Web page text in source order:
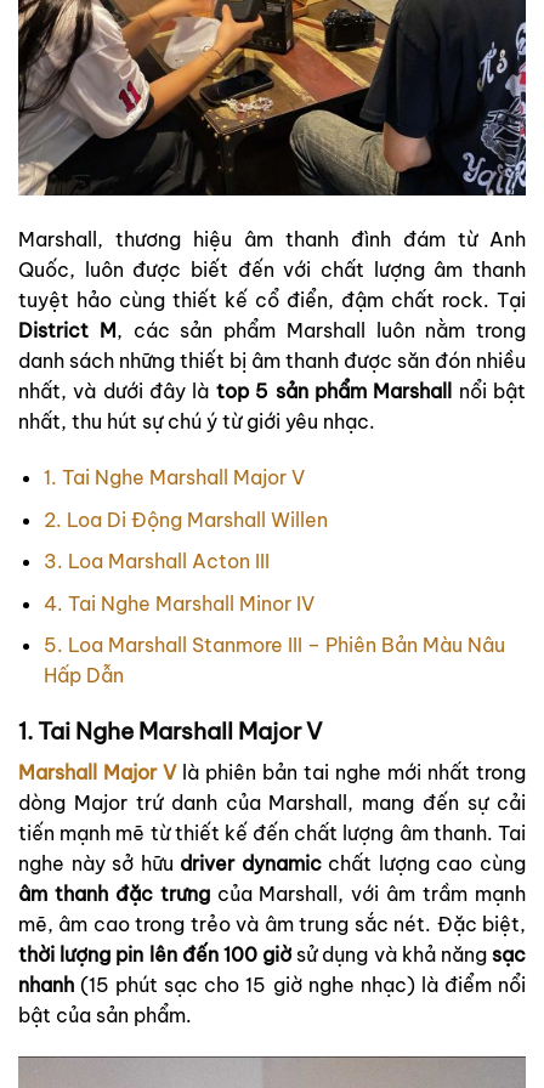
Marshall, thương hiệu âm thanh đình đám từ Anh
Quốc, luôn được biết đến với chất lượng âm thanh
tuyệt hảo cùng thiết kế cổ điển, đậm chất rock. Tại
District M, các sản phẩm Marshall luôn nằm trong
danh sách những thiết bị âm thanh được săn đón nhiều
nhất, và dưới đây là top 5 sản phẩm Marshall
nổi bật
nhất, thu hút sự chú ý từ giới yêu nhạc.
1. Tai Nghe Marshall Major V
2. Loa Di Động Marshall Willen
3. Loa Marshall Acton III
4. Tai Nghe Marshall Minor IV
5. Loa Marshall Stanmore III – Phiên Bản Màu Nâu
Hấp Dẫn
1. Tai Nghe Marshall Major V
Marshall Major Vlà phiên bản tai nghe mới nhất trong
dòng Major trứ danh của Marshall, mang đến sự cải
tiến mạnh mẽ từ thiết kế đến chất lượng âm thanh. Tai
nghe này sở hữu driver dynamicchất lượng cao cùng
âm thanh đặc trưngcủa Marshall, với âm trầm mạnh
mẽ, âm cao trong trẻo và âm trung sắc nét. Đặc biệt,
thời lượng pin lên đến 100 giờ sử dụng và khả năng sạc
nhanh (15 phút sạc cho 15 giờ nghe nhạc) là điểm nổi
bật của sản phẩm.